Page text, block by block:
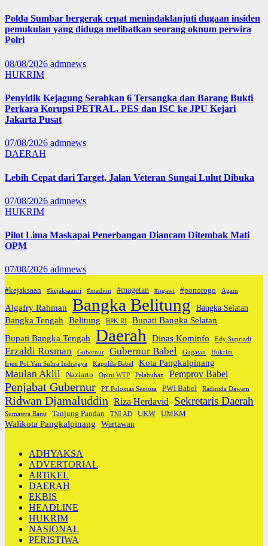
Polda Sumbar bergerak cepat menindaklanjuti dugaan insiden
pemukulan yang diduga melibatkan seorang oknum perwira
Polri
08/08/2026 admnews
HUKRIM
Penyidik Kejagung Serahkan 6 Tersangka dan Barang Bukti
Perkara Korupsi PETRAL, PES dan ISC ke JPU Kejari
Jakarta Pusat
07/08/2026 admnews
DAERAH
Lebih Cepat dari Target, Jalan Veteran Sungai Lulut Dibuka
07/08/2026 admnews
HUKRIM
Pilot Lima Maskapai Penerbangan Diancam Ditembak Mati
OPM
07/08/2026 admnews
#kejaksaan #kejaksaanri #madiun #magetan #ngawi #ponorogo Agam
Algafry Rahman Bangka Belitung Bangka Selatan
Bangka Tengah Belitung BPK RI
Bupati Bangka Selatan
Bupati Bangka Tengah Daerah Dinas Kominfo Edy Supriadi
Erzaldi Rosman Gubernur Gubernur Babel Gugatan
Hukrim
Irjen Pol Yan Sultra Indrajaya
Kapolda Babel Kota Pangkalpinang
Maulan Aklil Naziarto Opini WTP Pelabuhan Pemprov Babel
Penjabat Gubernur PT Pulomas Sentosa PWI Babel Radmida Dawam
Ridwan Djamaluddin Riza Herdavid Sekretaris Daerah
Sumatera Barat Tanjung Pandan TNI AD UKW UMKM
Walikota Pangkalpinang Wartawan
ADHYAKSA
ADVERTORIAL
ARTiKEL
DAERAH
EKBIS
HEADLINE
HUKRIM
NASIONAL
PERISTIWA